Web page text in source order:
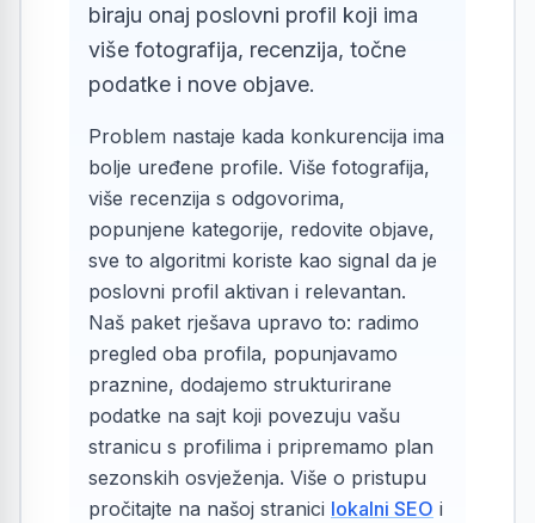
biraju onaj poslovni profil koji ima
više fotografija, recenzija, točne
podatke i nove objave.
Problem nastaje kada konkurencija ima
bolje uređene profile. Više fotografija,
više recenzija s odgovorima,
popunjene kategorije, redovite objave,
sve to algoritmi koriste kao signal da je
poslovni profil aktivan i relevantan.
Naš paket rješava upravo to: radimo
pregled oba profila, popunjavamo
praznine, dodajemo strukturirane
podatke na sajt koji povezuju vašu
stranicu s profilima i pripremamo plan
sezonskih osvježenja. Više o pristupu
pročitajte na našoj stranici lokalni SEO i